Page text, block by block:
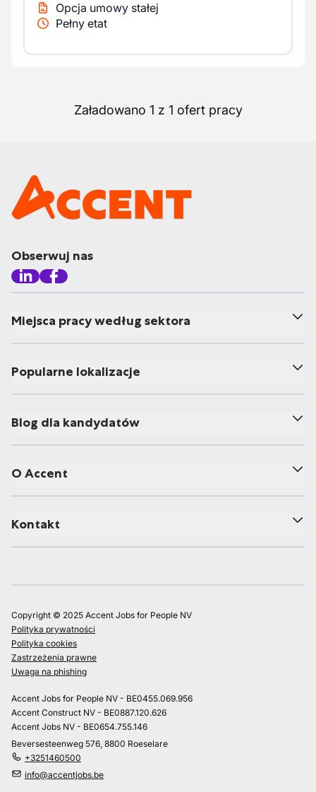
Opcja umowy stałej
Pełny etat
Załadowano 1 z 1 ofert pracy
Obserwuj nas
Miejsca pracy według sektora
Popularne lokalizacje
Blog dla kandydatów
O Accent
Kontakt
Copyright © 2025 Accent Jobs for People NV
Polityka prywatności
Polityka cookies
Zastrzeżenia prawne
Uwaga na phishing
Accent Jobs for People NV - BE0455.069.956
Accent Construct NV - BE0887.120.626
Accent Jobs NV - BE0654.755.146
Beversesteenweg 576, 8800 Roeselare
+3251460500
info@accentjobs.be